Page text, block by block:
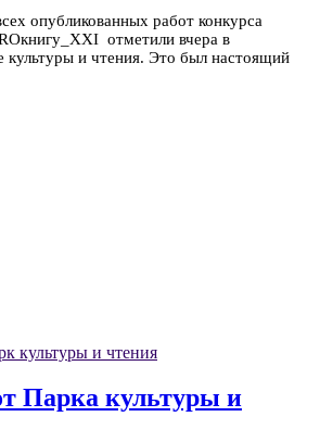
опубликованных работ конкурса
отметили вчера в
культуры и чтения. Это был настоящий
культуры и чтения
Парка культуры и